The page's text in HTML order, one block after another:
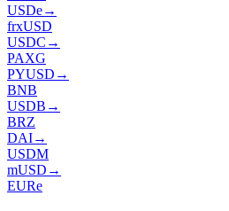
USDe→
frxUSD
USDC →
PAXG
PYUSD →
BNB
USDB →
BRZ
DAI→
USDM
mUSD →
EURe